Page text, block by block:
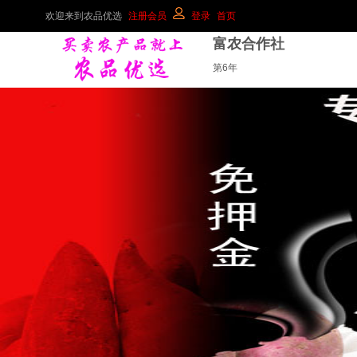
欢迎来到农品优选 注册会员 登录 首页
富农合作社
第6年